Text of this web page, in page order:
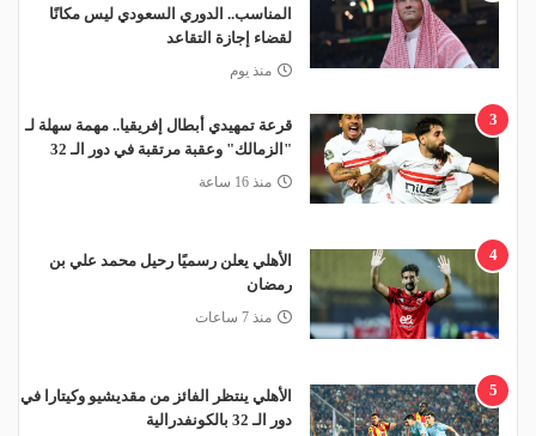
المناسب.. الدوري السعودي ليس مكانًا
لقضاء إجازة التقاعد
منذ يوم
3
قرعة تمهيدي أبطال إفريقيا.. مهمة سهلة لـ
"الزمالك" وعقبة مرتقبة في دور الـ 32
منذ 16 ساعة
4
الأهلي يعلن رسميًا رحيل محمد علي بن
رمضان
منذ 7 ساعات
5
الأهلي ينتظر الفائز من مقديشيو وكيتارا في
دور الـ 32 بالكونفدرالية